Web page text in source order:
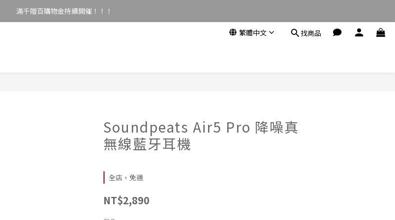
滿千贈百購物金持續開催！！！
繁體中文 找商品
Soundpeats Air5 Pro 降噪真
無線藍牙耳機
全店，免運
NT$2,890